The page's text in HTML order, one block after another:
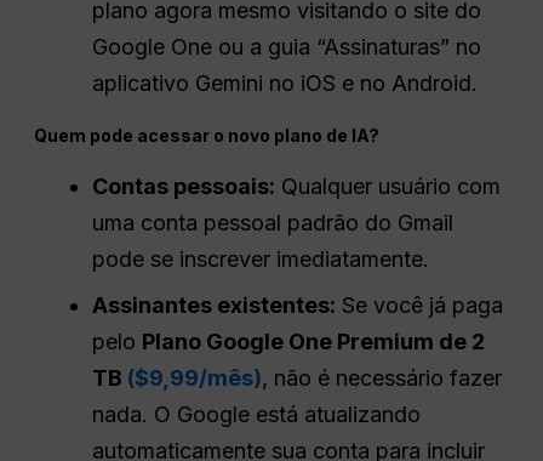
plano agora mesmo visitando o site do
Google One ou a guia “Assinaturas” no
aplicativo Gemini no iOS e no Android.
Quem pode acessar o novo plano de IA?
Contas pessoais: Qualquer usuário com
uma conta pessoal padrão do Gmail
pode se inscrever imediatamente.
Assinantes existentes: Se você já paga
pelo Plano Google One Premium de 2
TB ($9,99/mês), não é necessário fazer
nada. O Google está atualizando
automaticamente sua conta para incluir